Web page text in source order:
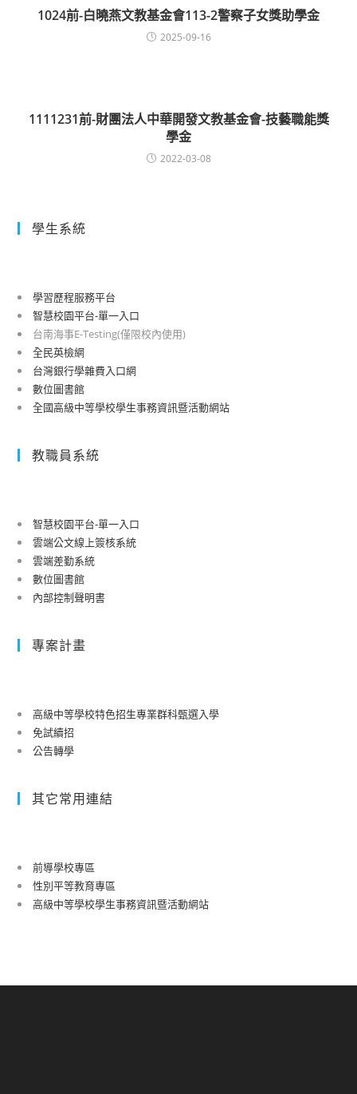
1024前-白曉燕文教基金會113-2警察子女獎助學金
2025-09-16
1111231前-財團法人中華開發文教基金會-技藝職能獎
學金
2022-03-08
學生系統
學習歷程服務平台
智慧校園平台-單一入口
台南海事E-Testing(僅限校內使用)
全民英檢網
台灣銀行學雜費入口網
數位圖書館
全國高級中等學校學生事務資訊暨活動網站
教職員系統
智慧校園平台-單一入口
雲端公文線上簽核系統
雲端差勤系統
數位圖書館
內部控制聲明書
專案計畫
高級中等學校特色招生專業群科甄選入學
免試續招
公告轉學
其它常用連結
前導學校專區
性別平等教育專區
高級中等學校學生事務資訊暨活動網站